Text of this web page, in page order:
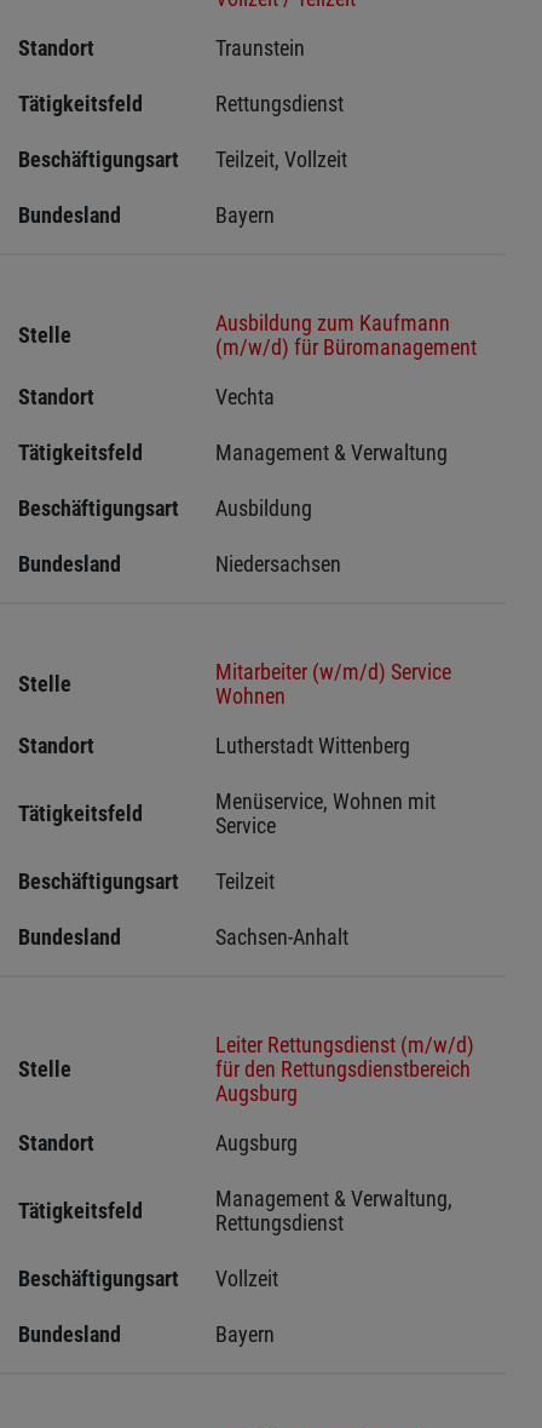
Standort
Traunstein
Tätigkeitsfeld Rettungsdienst
Beschäftigungsart Teilzeit, Vollzeit
Bundesland Bayern
Stelle
Ausbildung zum Kaufmann
(m/w/d) für Büromanagement
Standort
Vechta
Tätigkeitsfeld Management & Verwaltung
Beschäftigungsart Ausbildung
Bundesland Niedersachsen
Stelle
Mitarbeiter (w/m/d) Service
Wohnen
Standort
Lutherstadt Wittenberg
Tätigkeitsfeld
Menüservice, Wohnen mit
Service
Beschäftigungsart Teilzeit
Bundesland Sachsen-Anhalt
Stelle
Leiter Rettungsdienst (m/w/d)
für den Rettungsdienstbereich
Augsburg
Standort
Augsburg
Tätigkeitsfeld
Management & Verwaltung,
Rettungsdienst
Beschäftigungsart Vollzeit
Bundesland Bayern